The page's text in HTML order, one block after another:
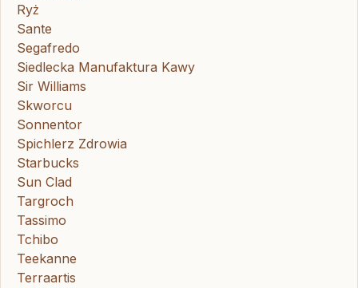
Ryż
Sante
Segafredo
Siedlecka Manufaktura Kawy
Sir Williams
Skworcu
Sonnentor
Spichlerz Zdrowia
Starbucks
Sun Clad
Targroch
Tassimo
Tchibo
Teekanne
Terraartis